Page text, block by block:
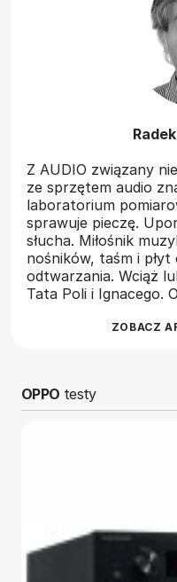
Z AUDIO związany
ze sprzętem audio
laboratorium
sprawuje pieczę.
słucha. Miłośnik
nośników, taśm i
odtwarzania. Wciąż
Tata Poli i Ignacego.
ZOBACZ
OPPO testy